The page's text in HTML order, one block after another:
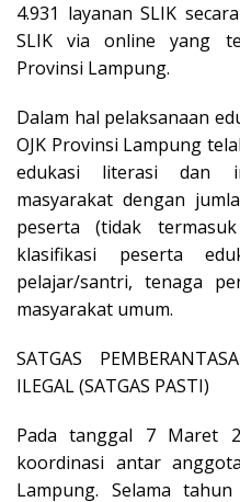
4.931 layanan SLIK
SLIK via online yang
Provinsi Lampung.
Dalam hal pelaksanaan
OJK Provinsi Lampung
edukasi literasi dan
masyarakat dengan
peserta (tidak
klasifikasi peserta
pelajar/santri, tenaga
masyarakat umum.
SATGAS
ILEGAL (SATGAS PASTI)
Pada tanggal 7 Maret
koordinasi antar
Lampung. Selama